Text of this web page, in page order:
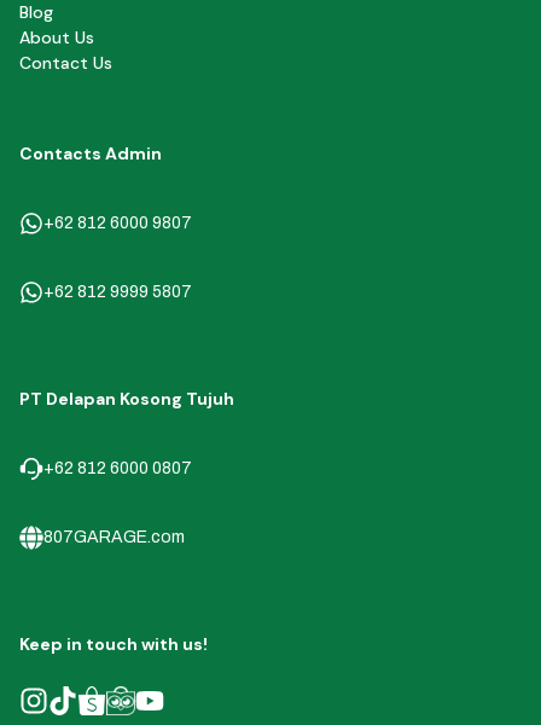
Blog
About Us
Contact Us
Contacts Admin
+62 812 6000 9807
+62 812 9999 5807
PT Delapan Kosong Tujuh
+62 812 6000 0807
807GARAGE.com
Keep in touch with us!